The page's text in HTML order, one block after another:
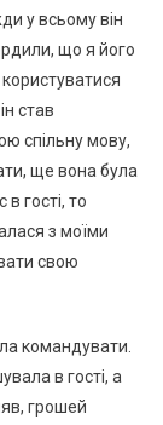
у всьому він
що я його
став
спільну мову,
ще вона була
гості, то
з моїми
свою
командувати.
в гості, а
грошей